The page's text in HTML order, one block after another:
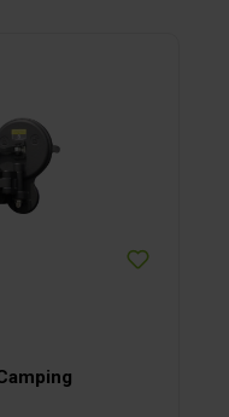
für
Montage an
und besonders
für Camping, Urlaub
Fahrzeug optimal aus